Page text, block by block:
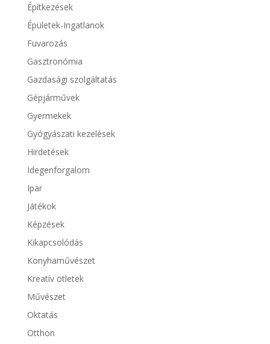
Építkezések
Épületek-Ingatlanok
Fuvarozás
Gasztronómia
Gazdasági szolgáltatás
Gépjárművek
Gyermekek
Gyógyászati kezelések
Hirdetések
Idegenforgalom
Ipar
Játékok
Képzések
Kikapcsolódás
Konyhaművészet
Kreatív ötletek
Művészet
Oktatás
Otthon